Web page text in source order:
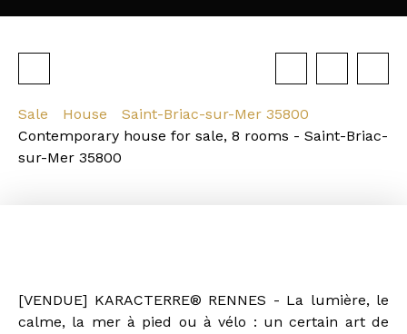
Sale House
Saint-Briac-sur-Mer 35800
Contemporary house for sale, 8 rooms - Saint-Briac-
sur-Mer 35800
[VENDUE] KARACTERRE® RENNES - La lumière, le
calme, la mer à pied ou à vélo : un certain art de